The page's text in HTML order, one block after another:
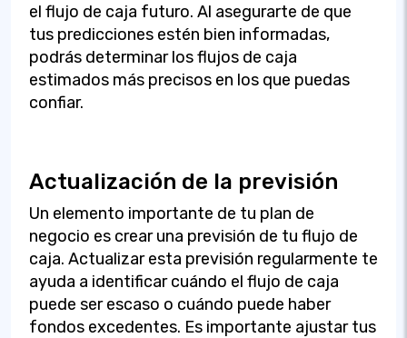
el flujo de caja futuro. Al asegurarte de que
tus predicciones estén bien informadas,
podrás determinar los flujos de caja
estimados más precisos en los que puedas
confiar.
Actualización de la previsión
Un elemento importante de tu plan de
negocio es crear una previsión de tu flujo de
caja. Actualizar esta previsión regularmente te
ayuda a identificar cuándo el flujo de caja
puede ser escaso o cuándo puede haber
fondos excedentes. Es importante ajustar tus